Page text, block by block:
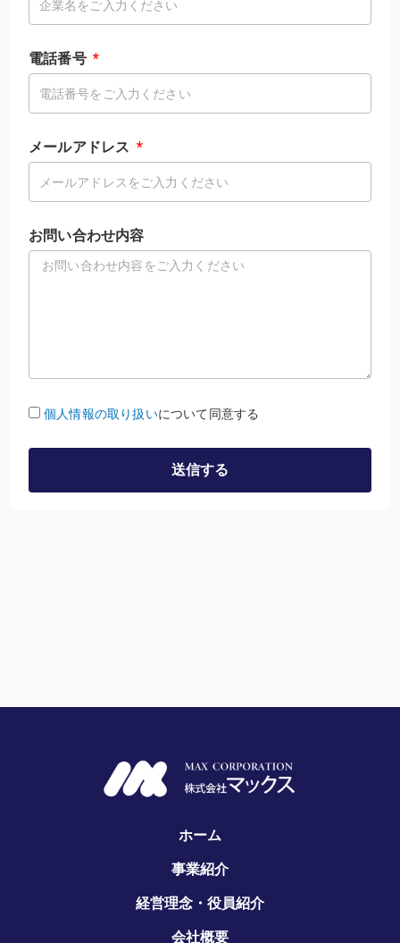
電話番号
メールアドレス
お問い合わせ内容
個人情報の取り扱いについて同意する
送信する
ホーム
事業紹介
経営理念・役員紹介
会社概要